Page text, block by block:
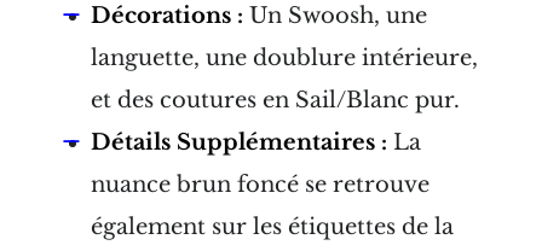
Décorations : Un Swoosh, une
languette, une doublure intérieure,
et des coutures en Sail/Blanc pur.
Détails Supplémentaires : La
nuance brun foncé se retrouve
également sur les étiquettes de la